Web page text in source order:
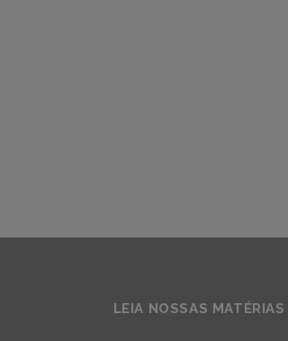
LEIA NOSSAS MATÉRIAS